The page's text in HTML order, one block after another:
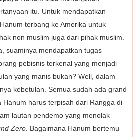
itu. Untuk mendapatkan
terbang ke Amerika untuk
non muslim juga dari pihak muslim.
suaminya mendapatkan tugas
pebisnis terkenal yang menjadi
yang manis bukan? Well, dalam
kebetulan. Semua sudah ada grand
harus terpisah dari Rangga di
lautan pendemo yang menolak
Zero . Bagaimana Hanum bertemu